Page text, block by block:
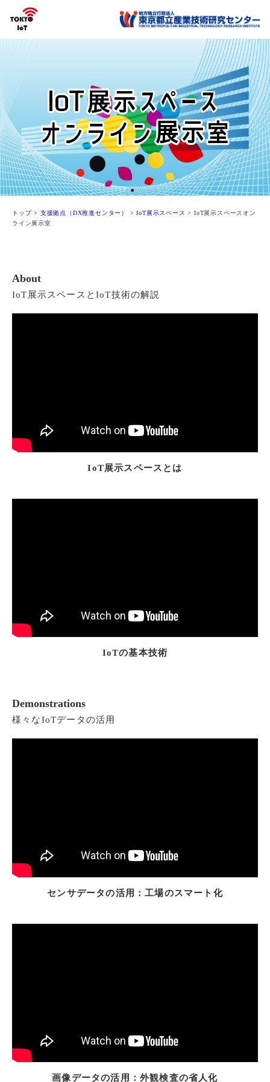
トップ > 支援拠点（DX推進センター） > IoT展示スペース > IoT展示スペースオン
ライン展示室
About
IoT展示スペースとIoT技術の解説
IoT展示スペースとは
IoTの基本技術
Demonstrations
様々なIoTデータの活用
センサデータの活用：工場のスマート化
画像データの活用：外観検査の省人化